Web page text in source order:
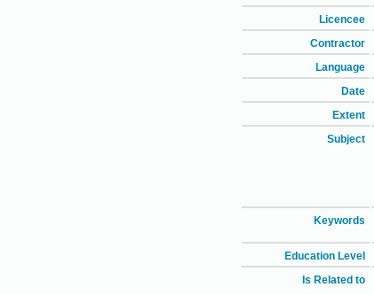
Licencee
Contractor
Language
Date
Extent
Subject
Keywords
Education Level
Is Related to